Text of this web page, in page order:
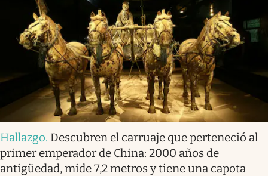
Hallazgo. Descubren el carruaje que perteneció al
primer emperador de China: 2000 años de
antigüedad, mide 7,2 metros y tiene una capota